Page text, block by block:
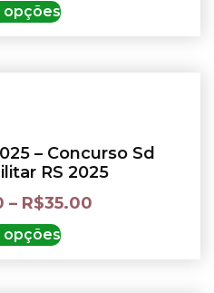
opções
– Concurso Sd
RS 2025
– R$35.00
opções